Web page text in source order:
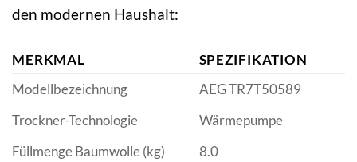
den modernen Haushalt:
MERKMAL
SPEZIFIKATION
Modellbezeichnung
AEG TR7T50589
Trockner-Technologie
Wärmepumpe
Füllmenge Baumwolle (kg)
8.0